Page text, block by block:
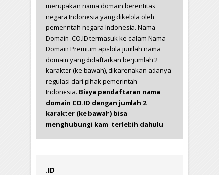
merupakan nama domain berentitas
negara Indonesia yang dikelola oleh
pemerintah negara Indonesia. Nama
Domain .CO.ID termasuk ke dalam Nama
Domain Premium apabila jumlah nama
domain yang didaftarkan berjumlah 2
karakter (ke bawah), dikarenakan adanya
regulasi dari pihak pemerintah
Indonesia. Biaya pendaftaran nama
domain CO.ID dengan jumlah 2
karakter (ke bawah) bisa
menghubungi kami terlebih dahulu
.ID